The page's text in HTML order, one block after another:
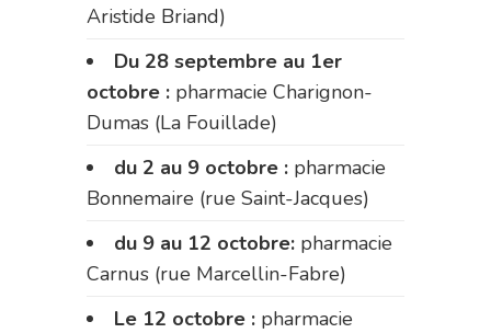
Aristide Briand)
Du 28 septembre au 1er
octobre : pharmacie Charignon-
Dumas (La Fouillade)
du 2 au 9 octobre : pharmacie
Bonnemaire (rue Saint-Jacques)
du 9 au 12 octobre: pharmacie
Carnus (rue Marcellin-Fabre)
Le 12 octobre : pharmacie